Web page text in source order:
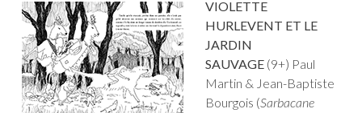
VIOLETTE
HURLEVENT ET LE
JARDIN
SAUVAGE (9+) Paul
Martin & Jean-Baptiste
Bourgois (Sarbacane